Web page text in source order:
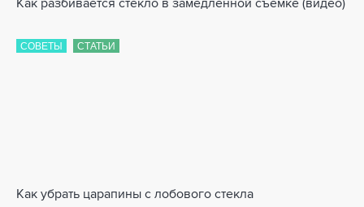
Как разбивается стекло в замедленной съемке (видео)
СОВЕТЫ СТАТЬИ
Как убрать царапины с лобового стекла